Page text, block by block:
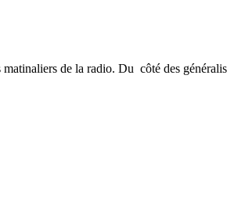
de la radio. Du côté des